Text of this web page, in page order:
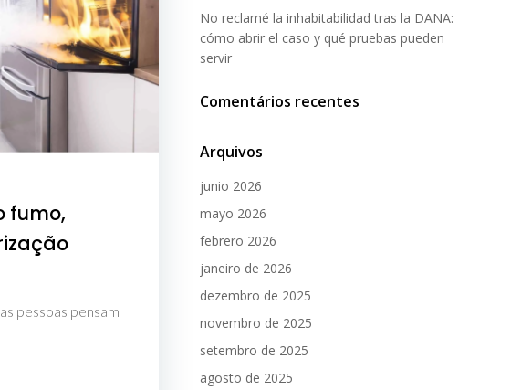
fumo,
pessoas pensam
No reclamé la inhabitabilidad tras la DANA:
cómo abrir el caso y qué pruebas pueden
servir
Comentários recentes
Arquivos
junio 2026
mayo 2026
febrero 2026
janeiro de 2026
dezembro de 2025
novembro de 2025
setembro de 2025
agosto de 2025